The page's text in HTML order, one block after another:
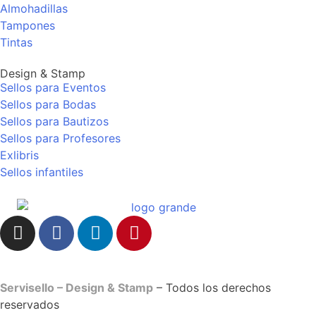
Almohadillas
Tampones
Tintas
Design & Stamp
Sellos para Eventos
Sellos para Bodas
Sellos para Bautizos
Sellos para Profesores
Exlibris
Sellos infantiles
Servisello – Design & Stamp – Todos los derechos
reservados